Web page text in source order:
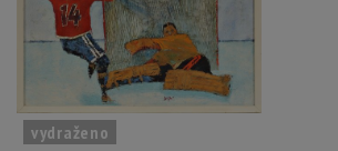
vydraženo